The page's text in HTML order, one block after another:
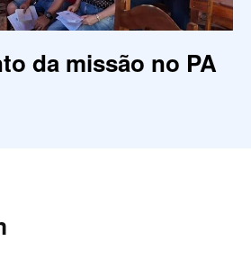
da missão no PA